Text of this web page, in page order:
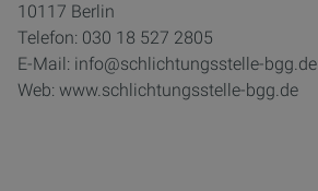
10117 Berlin
Telefon: 030 18 527 2805
E-Mail: info@schlichtungsstelle-bgg.de
Web: www.schlichtungsstelle-bgg.de